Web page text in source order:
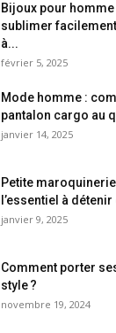
Bijoux pour
sublimer
à...
février 5, 2025
Mode homme :
pantalon cargo au
janvier 14, 2025
Petite
l’essentiel à
janvier 9, 2025
Comment porter
style ?
novembre 19, 2024